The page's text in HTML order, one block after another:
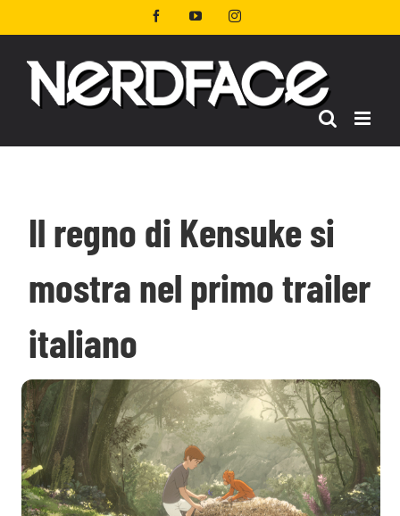
al
FacebookYouTubeInstagram
Il regno di Kensuke si
mostra nel primo trailer
italiano